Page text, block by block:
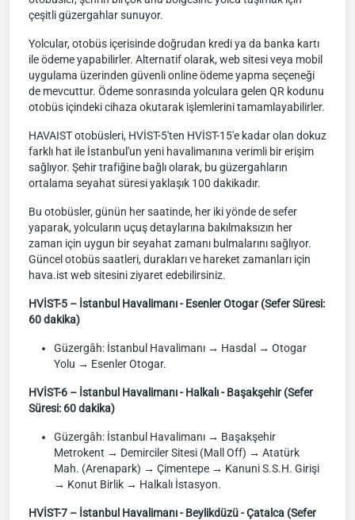
çeşitli güzergahlar sunuyor.
Yolcular, otobüs içerisinde doğrudan kredi ya da banka kartı
ile ödeme yapabilirler. Alternatif olarak, web sitesi veya mobil
uygulama üzerinden güvenli online ödeme yapma seçeneği
de mevcuttur. Ödeme sonrasında yolculara gelen QR kodunu
otobüs içindeki cihaza okutarak işlemlerini tamamlayabilirler.
HAVAIST otobüsleri, HVİST-5'ten HVİST-15'e kadar olan dokuz
farklı hat ile İstanbul'un yeni havalimanına verimli bir erişim
sağlıyor. Şehir trafiğine bağlı olarak, bu güzergahların
ortalama seyahat süresi yaklaşık 100 dakikadır.
Bu otobüsler, günün her saatinde, her iki yönde de sefer
yaparak, yolcuların uçuş detaylarına bakılmaksızın her
zaman için uygun bir seyahat zamanı bulmalarını sağlıyor.
Güncel otobüs saatleri, durakları ve hareket zamanları için
hava.ist web sitesini ziyaret edebilirsiniz.
HVİST-5 – İstanbul Havalimanı - Esenler Otogar (Sefer Süresi:
60 dakika)
Güzergâh: İstanbul Havalimanı → Hasdal → Otogar
Yolu → Esenler Otogar.
HVİST-6 – İstanbul Havalimanı - Halkalı - Başakşehir (Sefer
Süresi: 60 dakika)
Güzergâh: İstanbul Havalimanı → Başakşehir
Metrokent → Demirciler Sitesi (Mall Off) → Atatürk
Mah. (Arenapark) → Çimentepe → Kanuni S.S.H. Girişi
→ Konut Birlik → Halkalı İstasyon.
HVİST-7 – İstanbul Havalimanı - Beylikdüzü - Çatalca (Sefer